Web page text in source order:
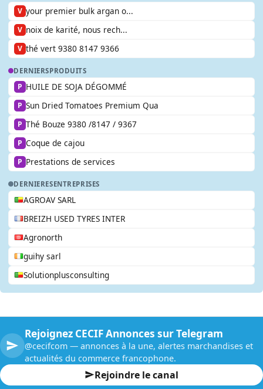
V your premier bulk argan o...
V noix de karité, nous rech...
V thé vert 9380 8147 9366
DERNIERSPRODUITS
P HUILE DE SOJA DÉGOMMÉ
P Sun Dried Tomatoes Premium Qua
P Thé Bouze 9380 /8147 / 9367
P Coque de cajou
P Prestations de services
DERNIERESENTREPRISES
AGROAV SARL
BREIZH USED TYRES INTER
Agronorth
guihy sarl
Solutionplusconsulting
Rejoignez CECIF Annonces sur Telegram
@cecifcom — annonces à la une, alertes marchandises et
actualités du commerce francophone.
Rejoindre le canal